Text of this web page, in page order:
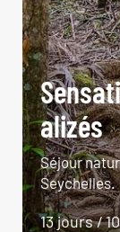
alizés
Séjour
Seychelles.
13 jours /